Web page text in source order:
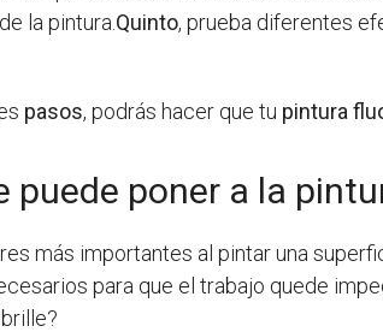
la pintura. Quinto, prueba diferentes
pasos, podrás hacer que tu pintura
puede poner a la
más importantes al pintar una
para que el trabajo quede